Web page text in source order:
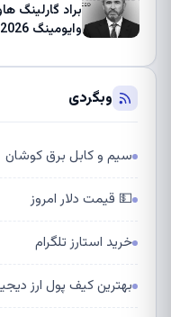
براد گارلینگ
وایومینگ 2026 – U.Today
وبگردی
سیم و کابل برق کوشان
💵 قیمت دلار امروز
خرید استارز تلگرام
بهترین کیف پول ارز